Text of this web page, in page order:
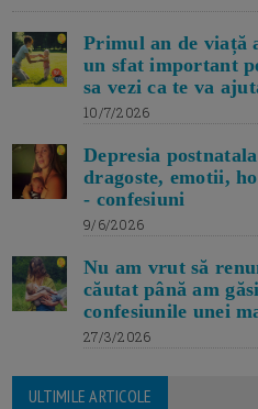
Primul an de viață
un sfat important
sa vezi ca te va
10/7/2026
Depresia
dragoste, emotii,
- confesiuni
9/6/2026
Nu am vrut să
căutat până am
confesiunile unei
27/3/2026
ULTIMILE ARTICOLE